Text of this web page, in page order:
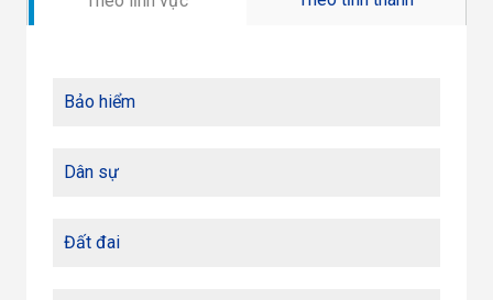
Bảo hiểm
Dân sự
Đất đai